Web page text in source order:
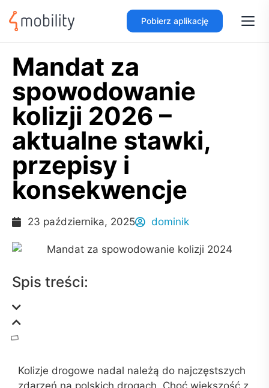
Pobierz aplikację
Mandat za
spowodowanie
kolizji 2026 –
aktualne stawki,
przepisy i
konsekwencje
23 października, 2025 dominik
Spis treści:
Kolizje drogowe nadal należą do najczęstszych
zdarzeń na polskich drogach. Choć większość z